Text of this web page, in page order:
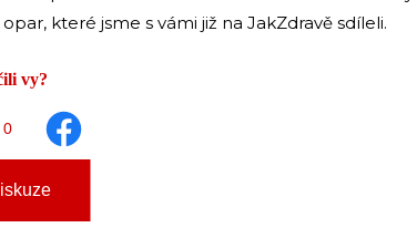
které jsme s vámi již na JakZdravě sdíleli.
vy?
0